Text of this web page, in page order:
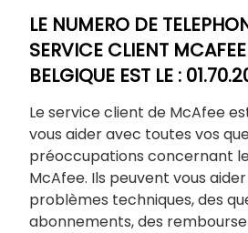
LE NUMERO DE
SERVICE CLIENT
BELGIQUE EST LE : 0
Le service client de McAfee
vous aider avec toutes vos
préoccupations concernant
McAfee. Ils peuvent vous
problèmes techniques, des
abonnements, des